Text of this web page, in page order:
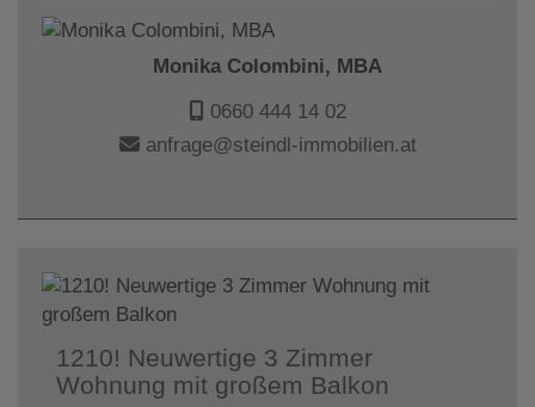
Monika Colombini, MBA
0660 444 14 02
anfrage@steindl-immobilien.at
1210! Neuwertige 3 Zimmer
Wohnung mit großem Balkon